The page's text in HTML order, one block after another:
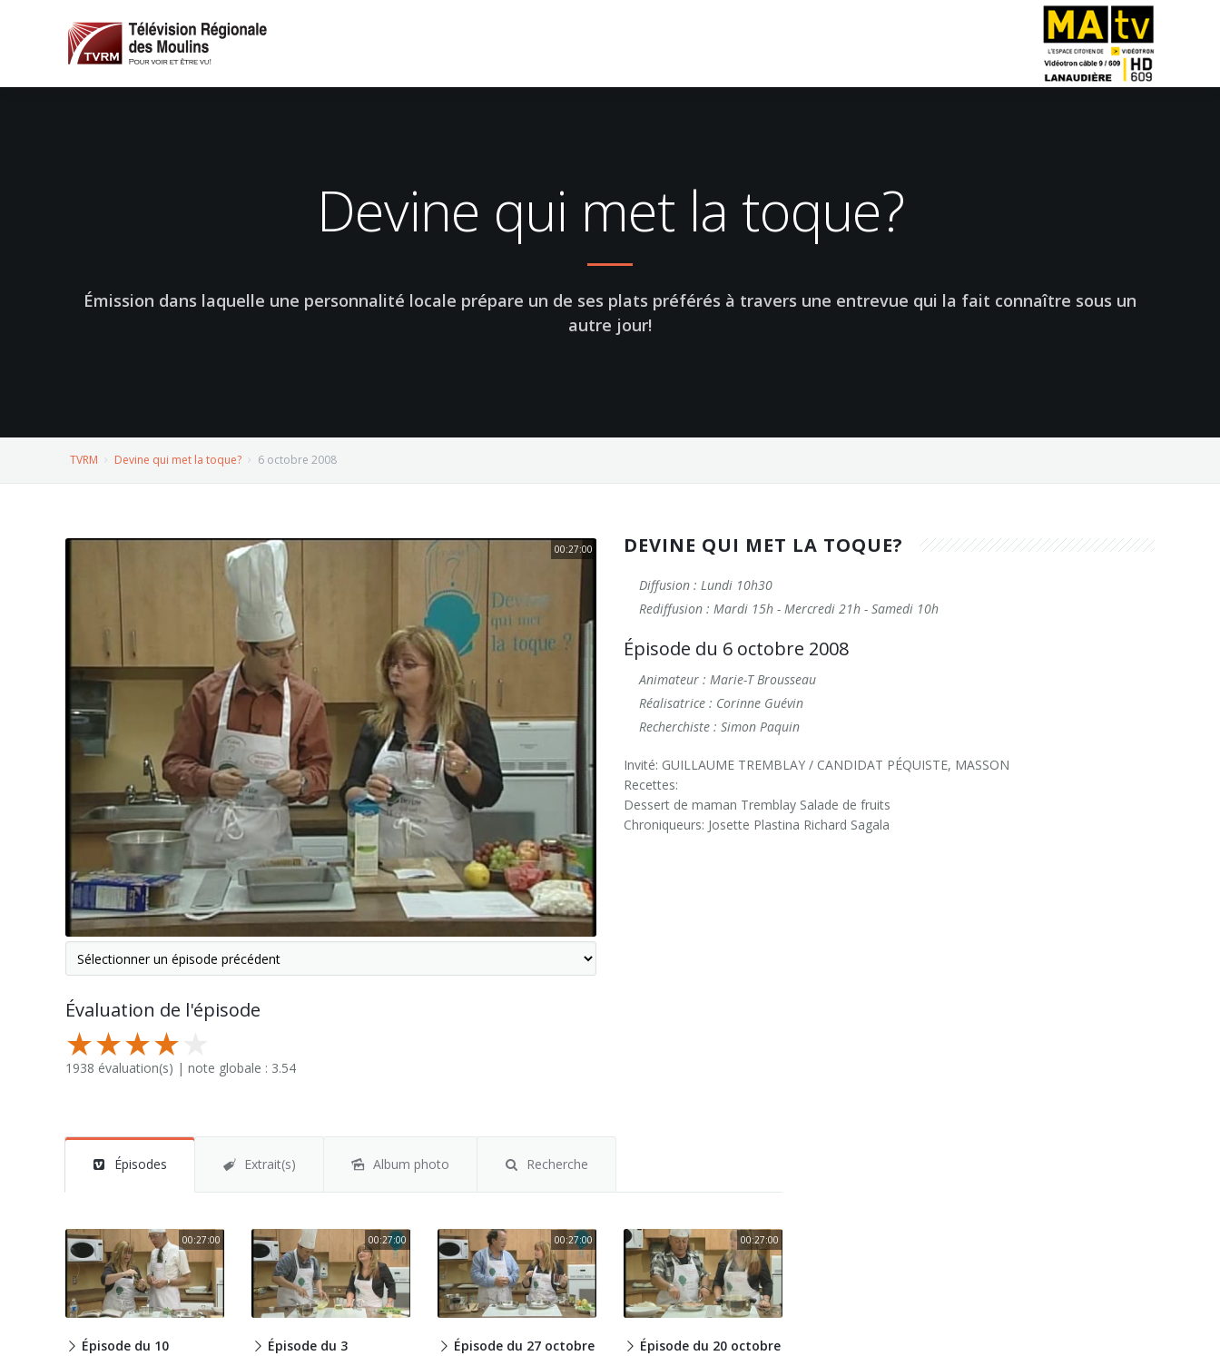
Devine qui met la toque?
Émission dans laquelle une personnalité locale prépare un de ses plats préférés à travers une entrevue qui la fait connaître sous un
autre jour!
TVRM Devine qui met la toque? 6 octobre 2008
00:27:00
Évaluation de l'épisode
1938 évaluation(s) | note globale : 3.54
DEVINE QUI MET LA TOQUE?
Diffusion : Lundi 10h30
Rediffusion : Mardi 15h - Mercredi 21h - Samedi 10h
Épisode du 6 octobre 2008
Animateur : Marie-T Brousseau
Réalisatrice : Corinne Guévin
Recherchiste : Simon Paquin
Invité: GUILLAUME TREMBLAY / CANDIDAT PÉQUISTE, MASSON
Recettes:
Dessert de maman Tremblay Salade de fruits
Chroniqueurs: Josette Plastina Richard Sagala
Épisodes Extrait(s) Album photo Recherche
00:27:00
Épisode du 10
00:27:00
Épisode du 3
00:27:00
Épisode du 27 octobre
00:27:00
Épisode du 20 octobre